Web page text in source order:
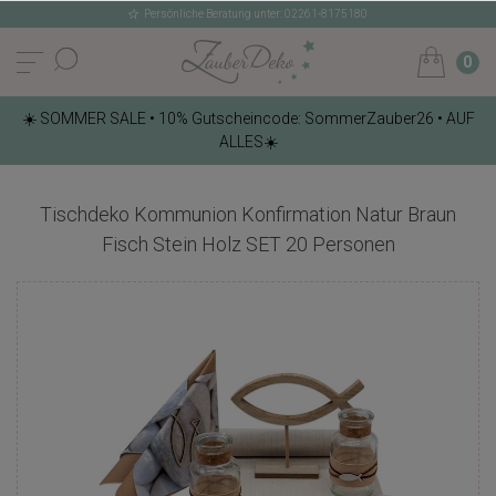
Persönliche Beratung unter: 02261-8175180
0
☀️ SOMMER SALE • 10% Gutscheincode: SommerZauber26 • AUF
ALLES☀️
Tischdeko Kommunion Konfirmation Natur Braun
Fisch Stein Holz SET 20 Personen